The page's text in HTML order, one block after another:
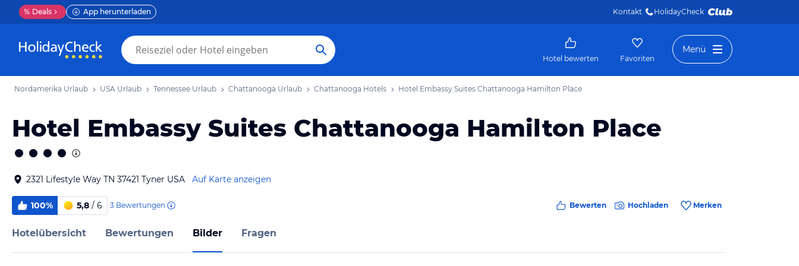
% Deals App herunterladen Kontakt HolidayCheck
Hotel bewerten Favoriten
Menü
Nordamerika Urlaub USA Urlaub Tennessee Urlaub Chattanooga Urlaub Chattanooga Hotels Hotel Embassy Suites Chattanooga Hamilton Place
Hotel Embassy Suites Chattanooga Hamilton Place
2321 Lifestyle Way TN 37421 Tyner USA Auf Karte anzeigen
100% 5,8 / 6 3 Bewertungen Bewerten Hochladen Merken
Hotelübersicht Bewertungen Bilder Fragen